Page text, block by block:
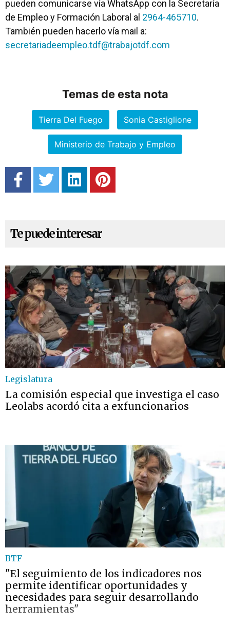
pueden comunicarse vía WhatsApp con la Secretaría
de Empleo y Formación Laboral al 2964-465710.
También pueden hacerlo vía mail a:
secretariadeempleo.tdf@trabajotdf.com
Temas de esta nota
Tierra Del Fuego Sonia Castiglione
Ministerio de Trabajo y Empleo
Te puede interesar
Legislatura
La comisión especial que investiga el caso
Leolabs acordó cita a exfuncionarios
BTF
"El seguimiento de los indicadores nos
permite identificar oportunidades y
necesidades para seguir desarrollando
herramientas"